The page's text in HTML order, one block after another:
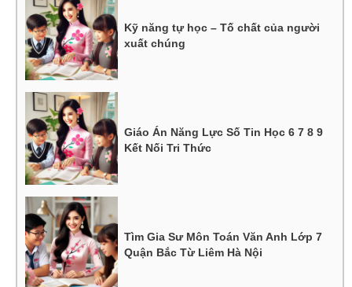
Kỹ năng tự học – Tố chất của người
xuất chúng
Giáo Án Năng Lực Số Tin Học 6 7 8 9
Kết Nối Tri Thức
Tìm Gia Sư Môn Toán Văn Anh Lớp 7
Quận Bắc Từ Liêm Hà Nội